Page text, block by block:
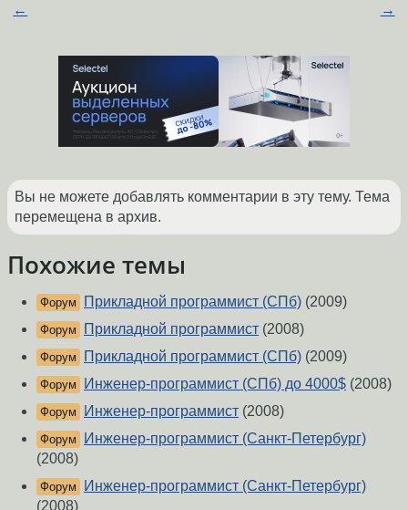
← →
Вы не можете добавлять комментарии в эту тему. Тема
перемещена в архив.
Похожие темы
Форум Прикладной программист (СПб) (2009)
Форум Прикладной программист (2008)
Форум Прикладной программист (СПб) (2009)
Форум Инженер-программист (СПб) до 4000$ (2008)
Форум Инженер-программист (2008)
Форум
Инженер-программист (Санкт-Петербург)
(2008)
Форум
Инженер-программист (Санкт-Петербург)
(2008)